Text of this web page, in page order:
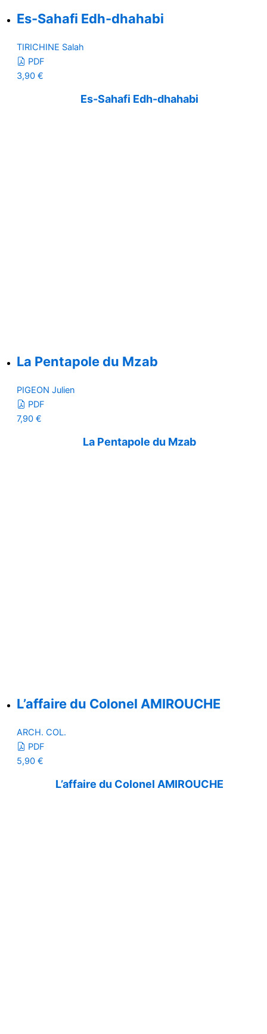
Es-Sahafi Edh-dhahabi
TIRICHINE Salah
PDF
3,90 €
Es-Sahafi Edh-dhahabi
La Pentapole du Mzab
PIGEON Julien
PDF
7,90 €
La Pentapole du Mzab
L’affaire du Colonel AMIROUCHE
ARCH. COL.
PDF
5,90 €
L’affaire du Colonel AMIROUCHE